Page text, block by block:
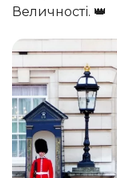
Величності. 👑